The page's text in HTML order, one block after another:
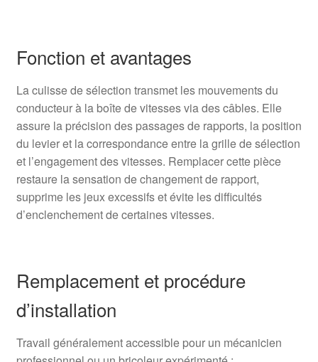
Fonction et avantages
La culisse de sélection transmet les mouvements du
conducteur à la boîte de vitesses via des câbles. Elle
assure la précision des passages de rapports, la position
du levier et la correspondance entre la grille de sélection
et l’engagement des vitesses. Remplacer cette pièce
restaure la sensation de changement de rapport,
supprime les jeux excessifs et évite les difficultés
d’enclenchement de certaines vitesses.
Remplacement et procédure
d’installation
Travail généralement accessible pour un mécanicien